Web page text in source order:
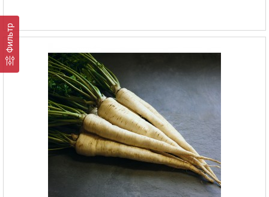
Фильтр